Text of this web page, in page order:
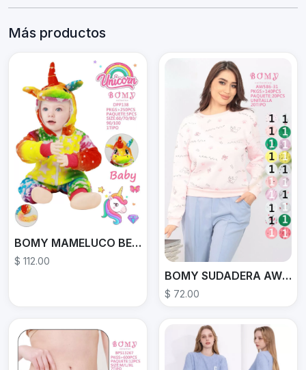
Más productos
BOMY MAMELUCO BEBE DPP138
$ 112.00
BOMY SUDADERA AW586-31
$ 72.00